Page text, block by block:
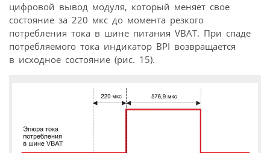
цифровой вывод модуля, который меняет свое
состояние за 220 мкс до момента резкого
потребления тока в шине питания VBAT. При спаде
потребляемого тока индикатор BPI возвращается
в исходное состояние (рис. 15).